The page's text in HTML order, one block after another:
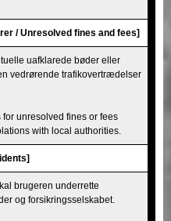
/ Unresolved fines and fees]
uafklarede bøder eller
vedrørende trafikovertrædelser
unresolved fines or fees
with local authorities.
brugeren underrette
og forsikringsselskabet.